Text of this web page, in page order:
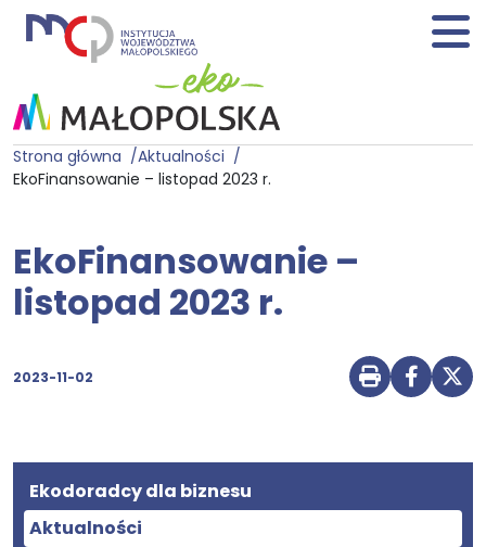
Strona główna
Aktualności
EkoFinansowanie – listopad 2023 r.
EkoFinansowanie –
listopad 2023 r.
2023-11-02 Drukuj
Ekodoradcy dla biznesu
Aktualności